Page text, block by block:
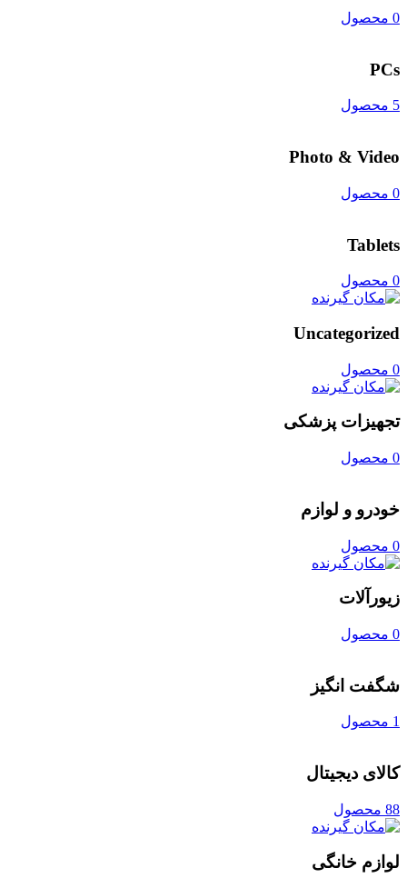
0 محصول
PCs
5 محصول
Photo & Video
0 محصول
Tablets
0 محصول
Uncategorized
0 محصول
تجهیزات پزشکی
0 محصول
خودرو و لوازم
0 محصول
زیورآلات
0 محصول
شگفت انگیز
1 محصول
کالای دیجیتال
88 محصول
لوازم خانگی